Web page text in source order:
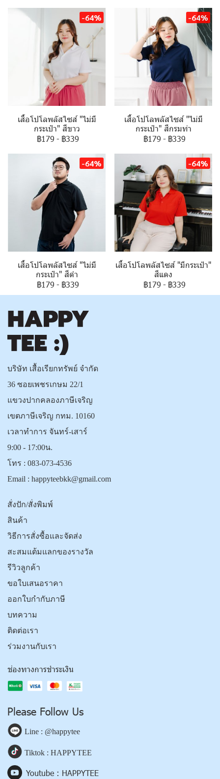
-64%
เสื้อโปโลพลัสไซส์ "ไม่มี
กระเป๋า" สีขาว
฿179 - ฿339
-64%
เสื้อโปโลพลัสไซส์ "ไม่มี
กระเป๋า" สีกรมท่า
฿179 - ฿339
-64%
เสื้อโปโลพลัสไซส์ "ไม่มี
กระเป๋า" สีดำ
฿179 - ฿339
-64%
เสื้อโปโลพลัสไซส์ "มีกระเป๋า"
สีแดง
฿179 - ฿339
บริษัท เสื้อเรียกทรัพย์ จำกัด
36 ซอยเพชรเกษม 22/1
แขวงปากคลองภาษีเจริญ
เขตภาษีเจริญ กทม. 10160
เวลาทำการ จันทร์-เสาร์
9:00 - 17:00น.
โทร : 083-073-4536
Email : happyteebkk@gmail.com
สั่งปัก/สั่งพิมพ์
สินค้า
วิธีการสั่งซื้อและจัดส่ง
สะสมแต้มแลกของรางวัล
รีวิวลูกค้า
ขอใบเสนอราคา
ออกใบกำกับภาษี
บทความ
ติดต่อเรา
ร่วมงานกับเรา
ช่องทางการชำระเงิน
Please Follow Us
Line : @happytee
Tiktok : HAPPYTEE
Youtube : HAPPYTEE